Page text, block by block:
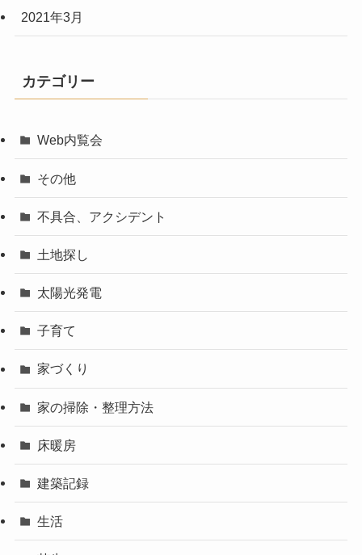
2021年3月
カテゴリー
Web内覧会
その他
不具合、アクシデント
土地探し
太陽光発電
子育て
家づくり
家の掃除・整理方法
床暖房
建築記録
生活